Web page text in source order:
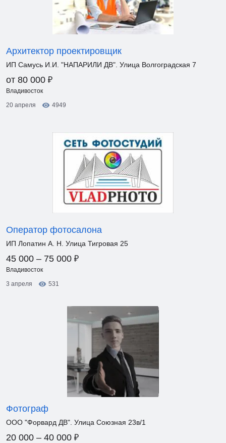
Архитектор проектировщик
ИП Самусь И.И. "НАПАРИЛИ ДВ". Улица Волгоградская 7
от 80 000 ₽
Владивосток
20 апреля
4949
Оператор фотосалона
ИП Лопатин А. Н. Улица Тигровая 25
45 000 – 75 000 ₽
Владивосток
3 апреля
531
Фотограф
ООО "Форвард ДВ". Улица Союзная 23в/1
20 000 – 40 000 ₽